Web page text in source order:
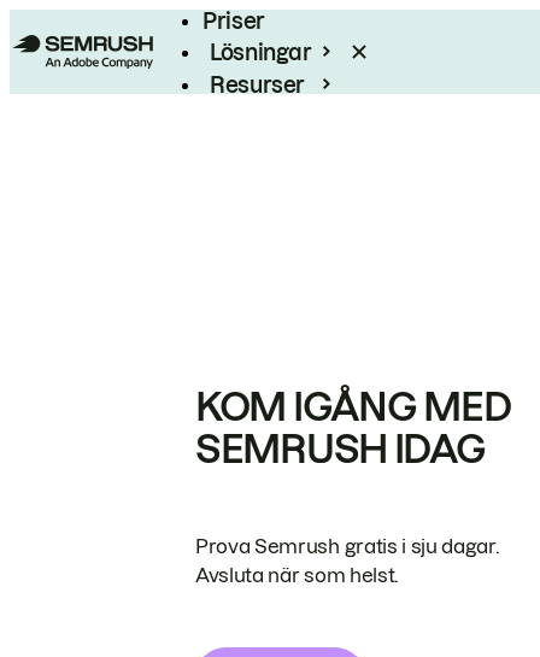
Priser
Lösningar
Resurser
KOM IGÅNG MED
SEMRUSH IDAG
Prova Semrush gratis i sju dagar.
Avsluta när som helst.